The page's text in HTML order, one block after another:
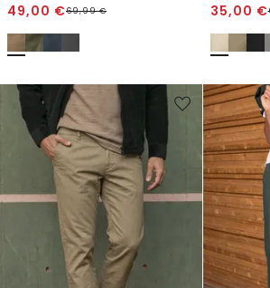
49,00 €69,99€
35,00 €